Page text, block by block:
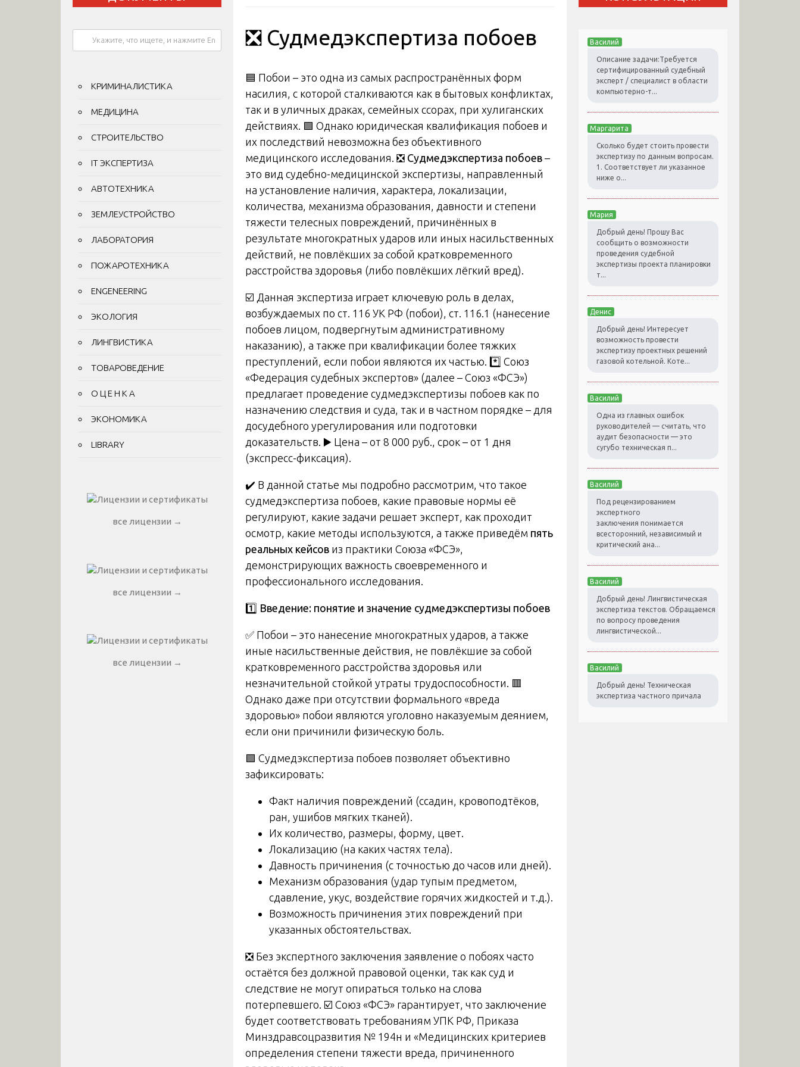
❎ Судмедэкспертиза побоев
🟦 Побои – это одна из самых распространённых форм
насилия, с которой сталкиваются как в бытовых конфликтах,
так и в уличных драках, семейных ссорах, при хулиганских
действиях. 🟩 Однако юридическая квалификация побоев и
их последствий невозможна без объективного
медицинского исследования. ❎ Судмедэкспертиза побоев –
это вид судебно-медицинской экспертизы, направленный
на установление наличия, характера, локализации,
количества, механизма образования, давности и степени
тяжести телесных повреждений, причинённых в
результате многократных ударов или иных насильственных
действий, не повлёкших за собой кратковременного
расстройства здоровья (либо повлёкших лёгкий вред).
☑️ Данная экспертиза играет ключевую роль в делах,
возбуждаемых по ст. 116 УК РФ (побои), ст. 116.1 (нанесение
побоев лицом, подвергнутым административному
наказанию), а также при квалификации более тяжких
преступлений, если побои являются их частью. *️⃣ Союз
«Федерация судебных экспертов» (далее – Союз «ФСЭ»)
предлагает проведение судмедэкспертизы побоев как по
назначению следствия и суда, так и в частном порядке – для
досудебного урегулирования или подготовки
доказательств. ▶️ Цена – от 8 000 руб., срок – от 1 дня
(экспресс-фиксация).
✔️ В данной статье мы подробно рассмотрим, что такое
судмедэкспертиза побоев, какие правовые нормы её
регулируют, какие задачи решает эксперт, как проходит
осмотр, какие методы используются, а также приведём пять
реальных кейсов из практики Союза «ФСЭ»,
демонстрирующих важность своевременного и
профессионального исследования.
1️ Введение: понятие и значение судмедэкспертизы побоев
✅ Побои – это нанесение многократных ударов, а также
иные насильственные действия, не повлёкшие за собой
кратковременного расстройства здоровья или
незначительной стойкой утраты трудоспособности. 🟥
Однако даже при отсутствии формального «вреда
здоровью» побои являются уголовно наказуемым деянием,
если они причинили физическую боль.
🟩 Судмедэкспертиза побоев позволяет объективно
зафиксировать:
Факт наличия повреждений (ссадин, кровоподтёков,
ран, ушибов мягких тканей).
Их количество, размеры, форму, цвет.
Локализацию (на каких частях тела).
Давность причинения (с точностью до часов или дней).
Механизм образования (удар тупым предметом,
сдавление, укус, воздействие горячих жидкостей и т.д.).
Возможность причинения этих повреждений при
указанных обстоятельствах.
❎ Без экспертного заключения заявление о побоях часто
остаётся без должной правовой оценки, так как суд и
следствие не могут опираться только на слова
потерпевшего. ☑️ Союз «ФСЭ» гарантирует, что заключение
будет соответствовать требованиям УПК РФ, Приказа
Минздравсоцразвития № 194н и «Медицинских критериев
определения степени тяжести вреда, причиненного
КРИМИНАЛИСТИКА
МЕДИЦИНА
СТРОИТЕЛЬСТВО
IT ЭКСПЕРТИЗА
АВТОТЕХНИКА
ЗЕМЛЕУСТРОЙСТВО
ЛАБОРАТОРИЯ
ПОЖАРОТЕХНИКА
ENGENEERING
ЭКОЛОГИЯ
ЛИНГВИСТИКА
ТОВАРОВЕДЕНИЕ
О Ц Е Н К А
ЭКОНОМИКА
LIBRARY
все лицензии →
все лицензии →
все лицензии →
Василий
Описание задачи:Требуется
сертифицированный судебный
эксперт / специалист в области
компьютерно-т...
Маргарита
Сколько будет стоить провести
экспертизу по данным вопросам.
1. Соответствует ли указанное
ниже о...
Мария
Добрый день! Прошу Вас
сообщить о возможности
проведения судебной
экспертизы проекта планировки
т...
Денис
Добрый день! Интересует
возможность провести
экспертизу проектных решений
газовой котельной. Коте...
Василий
Одна из главных ошибок
руководителей — считать, что
аудит безопасности — это
сугубо техническая п...
Василий
Под рецензированием
экспертного
заключения понимается
всесторонний, независимый и
критический ана...
Василий
Добрый день! Лингвистическая
экспертиза текстов. Обращаемся
по вопросу проведения
лингвистической...
Василий
Добрый день! Техническая
экспертиза частного причала